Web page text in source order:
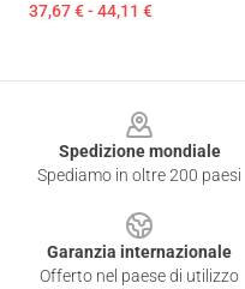
37,67 € - 44,11 €
Spedizione mondiale
Spediamo in oltre 200 paesi
Garanzia internazionale
Offerto nel paese di utilizzo